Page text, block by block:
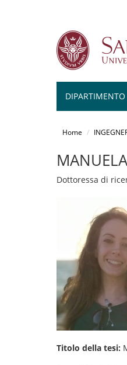
Home
Dottoressa di
Titolo della tesi: